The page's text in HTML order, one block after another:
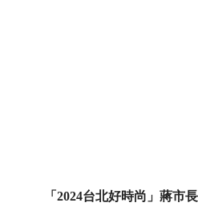
「2024台北好時尚」蔣市